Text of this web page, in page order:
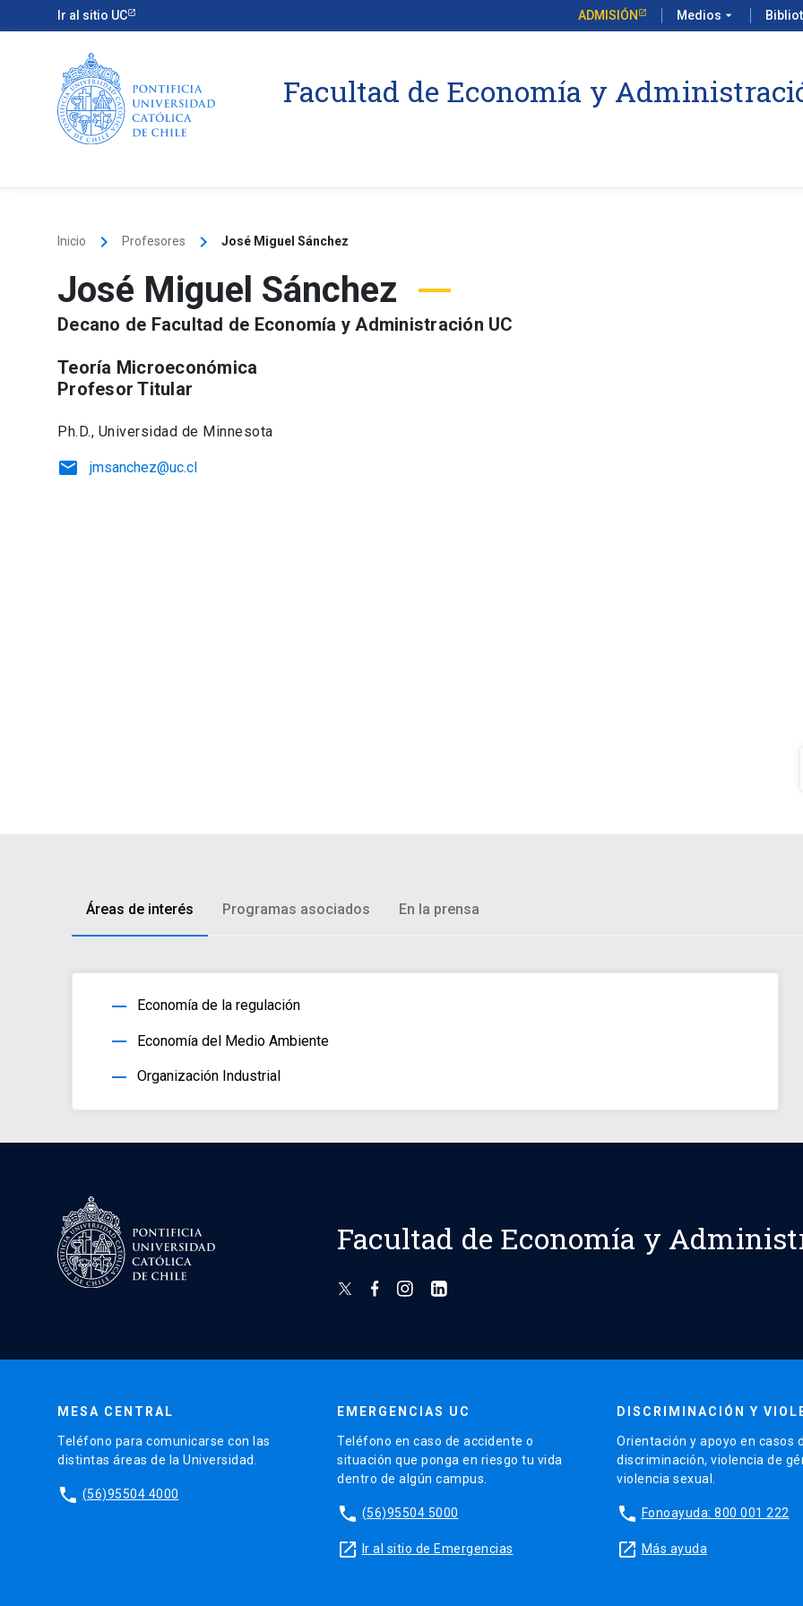
Ir al sitio UC ADMISIÓN Medios arrow_drop_down
Facultad de Economía y
Inicio keyboard_arrow_right Profesores keyboard_arrow_right José Miguel Sánchez
José Miguel Sánchez
Decano de Facultad de Economía y Administración UC
Teoría Microeconómica
Profesor Titular
Ph.D., Universidad de Minnesota
email jmsanchez@uc.cl
Áreas de interés Programas asociados En la prensa
horizontal_rule Economía de la regulación
horizontal_rule Economía del Medio Ambiente
horizontal_rule Organización Industrial
Facultad de Economía y
MESA CENTRAL
Teléfono para comunicarse con las
distintas áreas de la Universidad.
phone (56)95504 4000
EMERGENCIAS UC
Teléfono en caso de accidente o
situación que ponga en riesgo tu vida
dentro de algún campus.
phone (56)95504 5000
launch Ir al sitio de Emergencias
DISCRIMINACIÓN Y
Orientación y apoyo en casos
discriminación, violencia de
violencia sexual.
phone Fonoayuda: 800 001 222
launch Más ayuda